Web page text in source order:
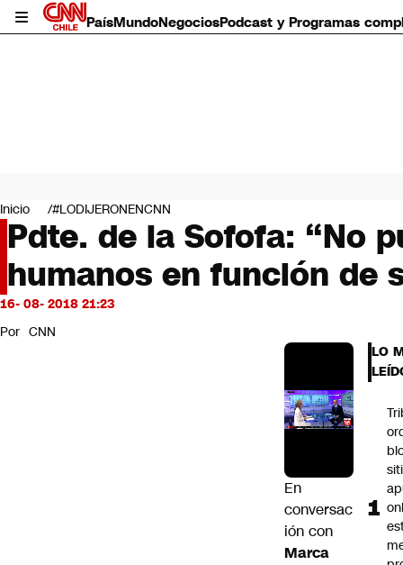
PaísMundoNegociosPodcast y Programas
Mundo
Negocios
Deportes
Programas completos
Cultura
Servicios
Bits
CNN Data
Inicio #LODIJERONENCNN
Pdte. de la Sofofa: “No
humanos en función de
16- 08- 2018 21:23
Por CNN
En
conversac
ión con
Marca
LO